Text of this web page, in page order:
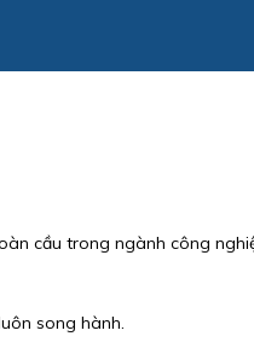
cầu trong ngành công
song hành.